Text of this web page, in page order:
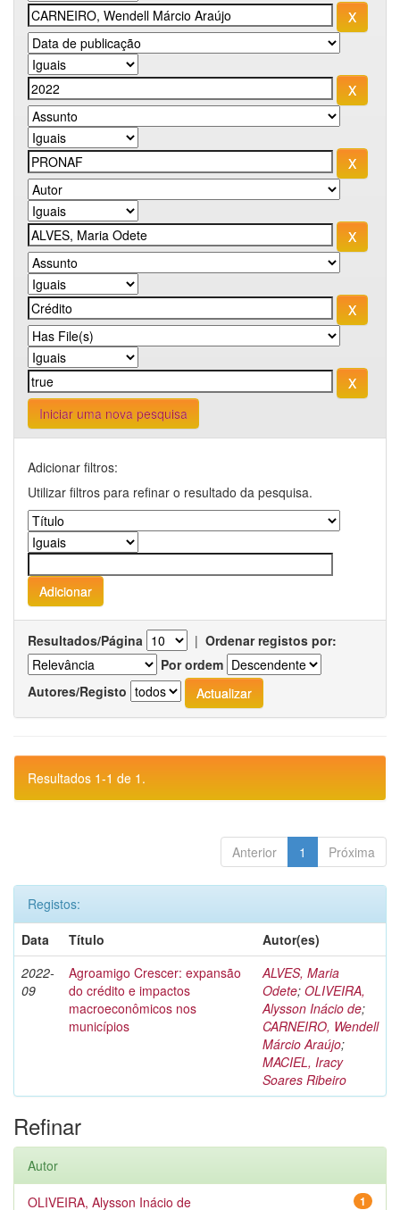
Iniciar uma nova pesquisa
Adicionar filtros:
Utilizar filtros para refinar o resultado da pesquisa.
Resultados/Página | Ordenar registos por:
Por ordem
Autores/Registo
Resultados 1-1 de 1.
Anterior 1 Próxima
Registos:
Data
Título
Autor(es)
2022-
09
Agroamigo Crescer: expansão
do crédito e impactos
macroeconômicos nos
municípios
ALVES, Maria
Odete; OLIVEIRA,
Alysson Inácio de;
CARNEIRO, Wendell
Márcio Araújo;
MACIEL, Iracy
Soares Ribeiro
Refinar
Autor
1
OLIVEIRA, Alysson Inácio de